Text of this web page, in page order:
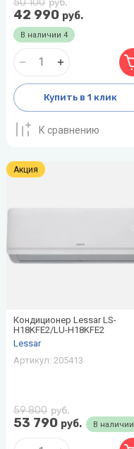
В наличии 4
50 100 руб.
42 990 руб.
Купить в 1 клик
К сравнению
Акция
Кондиционер Lessar LS-
H18KFE2/LU-H18KFE2
Lessar
Артикул: 205413
В наличии
59 800 руб.
53 790 руб.